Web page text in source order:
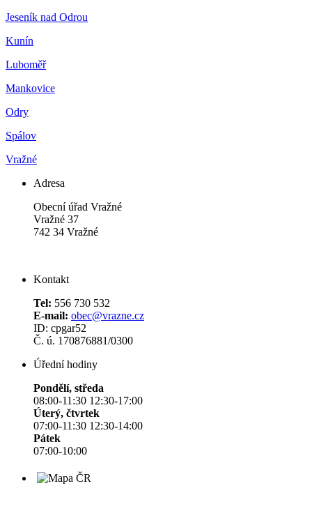
Jeseník nad Odrou
Kunín
Luboměř
Mankovice
Odry
Spálov
Vražné
Adresa
Obecní úřad Vražné
Vražné 37
742 34 Vražné
Kontakt
Tel: 556 730 532
E-mail: obec@vrazne.cz
ID: cpgar52
Č. ú. 170876881/0300
Úřední hodiny
Pondělí, středa
08:00-11:30 12:30-17:00
Úterý, čtvrtek
07:00-11:30 12:30-14:00
Pátek
07:00-10:00